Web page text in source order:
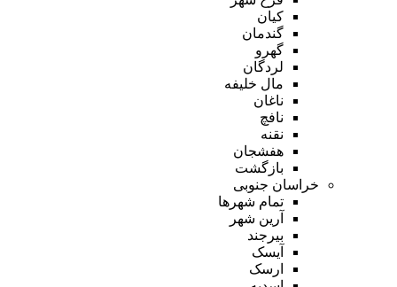
کیان
گندمان
گهرو
لردگان
مال خلیفه
ناغان
نافچ
نقنه
هفشجان
بازگشت
خراسان جنوبی
تمام شهر‌ها
آرین شهر
بیرجند
آیسک
ارسک